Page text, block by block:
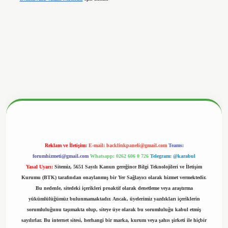
Reklam ve İletişim: E-mail: backlinkpaneli@gmail.com Teams:
forumhizmeti@gmail.com Whatsapp: 0262 606 0 726 Telegram: @karabul
Yasal Uyarı: Sitemiz, 5651 Sayılı Kanun gereğince Bilgi Teknolojileri ve İletişim
Kurumu (BTK) tarafından onaylanmış bir Yer Sağlayıcı olarak hizmet vermektedir.
Bu nedenle, sitedeki içerikleri proaktif olarak denetleme veya araştırma
yükümlülüğümüz bulunmamaktadır. Ancak, üyelerimiz yazdıkları içeriklerin
sorumluluğunu taşımakta olup, siteye üye olarak bu sorumluluğu kabul etmiş
sayılırlar. Bu internet sitesi, herhangi bir marka, kurum veya şahıs şirketi ile hiçbir